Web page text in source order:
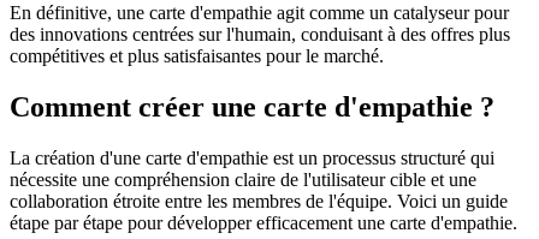
En définitive, une carte d'empathie agit comme un catalyseur pour
des innovations centrées sur l'humain, conduisant à des offres plus
compétitives et plus satisfaisantes pour le marché.
Comment créer une carte d'empathie ?
La création d'une carte d'empathie est un processus structuré qui
nécessite une compréhension claire de l'utilisateur cible et une
collaboration étroite entre les membres de l'équipe. Voici un guide
étape par étape pour développer efficacement une carte d'empathie.